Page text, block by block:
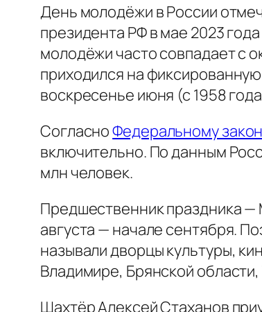
День молодёжи в России
президента РФ в мае 2023
молодёжи часто совпадает с
приходился на
воскресенье июня (с 1958
СогласноФедеральному
включительно. По данным
млн человек.
Предшественник праздника
августа — начале сентября.
называли дворцы культуры,
Владимире, Брянской
Шахтёр Алексей Стаханов